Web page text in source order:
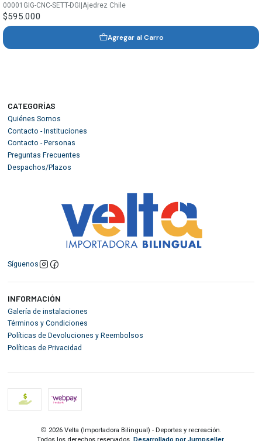
00001GIG-CNC-SETT-DGI|Ajedrez Chile
$595.000
Agregar al Carro
CATEGORÍAS
Quiénes Somos
Contacto - Instituciones
Contacto - Personas
Preguntas Frecuentes
Despachos/Plazos
Síguenos
INFORMACIÓN
Galería de instalaciones
Términos y Condiciones
Políticas de Devoluciones y Reembolsos
Políticas de Privacidad
2026 Velta (Importadora Bilingual) - Deportes y recreación.